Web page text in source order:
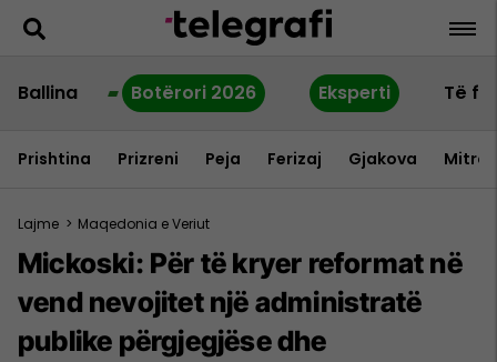
Ballina Botërori 2026 Eksperti Të
Prishtina Prizreni Peja Ferizaj Gjakova
Lajme > Maqedonia e Veriut
Mickoski: Për të kryer reformat në
vend nevojitet një administratë
publike përgjegjëse dhe